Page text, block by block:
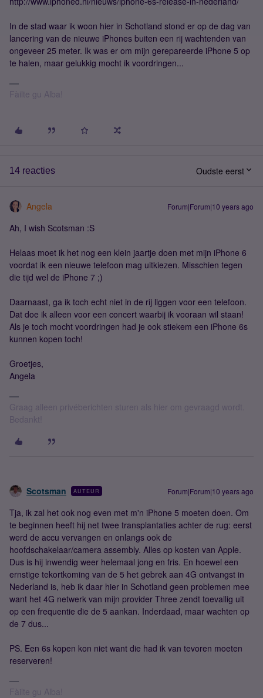
In de stad waar ik woon hier in Schotland stond er op de dag van
lancering van de nieuwe iPhones buiten een rij wachtenden van
ongeveer 25 meter. Ik was er om mijn gerepareerde iPhone 5 op
te halen, maar gelukkig mocht ik voordringen...
Fàilte gu Alba!
14 reacties Oudste eerst
Angela Forum|Forum|10 years ago
Ah, I wish Scotsman :S
Helaas moet ik het nog een klein jaartje doen met mijn iPhone 6
voordat ik een nieuwe telefoon mag uitkiezen. Misschien tegen
die tijd wel de iPhone 7 ;)
Daarnaast, ga ik toch echt niet in de rij liggen voor een telefoon.
Dat doe ik alleen voor een concert waarbij ik vooraan wil staan!
Als je toch mocht voordringen had je ook stiekem een iPhone 6s
kunnen kopen toch!
Groetjes,
Angela
Graag alleen privéberichten sturen als hier om gevraagd wordt.
Bedankt!
Scotsman AUTEUR Forum|Forum|10 years ago
Tja, ik zal het ook nog even met m'n iPhone 5 moeten doen. Om
te beginnen heeft hij net twee transplantaties achter de rug: eerst
werd de accu vervangen en onlangs ook de
hoofdschakelaar/camera assembly. Alles op kosten van Apple.
Dus is hij inwendig weer helemaal jong en fris. En hoewel een
ernstige tekortkoming van de 5 het gebrek aan 4G ontvangst in
Nederland is, heb ik daar hier in Schotland geen problemen mee
want het 4G netwerk van mijn provider Three zendt toevallig uit
op een frequentie die de 5 aankan. Inderdaad, maar wachten op
de 7 dus...
PS. Een 6s kopen kon niet want die had ik van tevoren moeten
reserveren!
Fàilte gu Alba!